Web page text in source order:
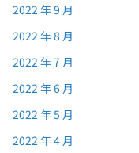
2022 年 9 月
2022 年 8 月
2022 年 7 月
2022 年 6 月
2022 年 5 月
2022 年 4 月